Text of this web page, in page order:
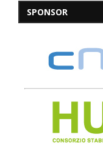
SPONSOR